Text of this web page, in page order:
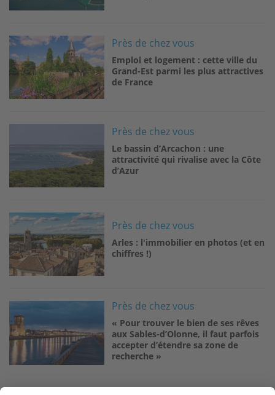
Image Près de chez vous
Emploi et logement : cette ville du
Grand-Est parmi les plus attractives
de France
Près de chez vous
Le bassin d’Arcachon : une
attractivité qui rivalise avec la Côte
d’Azur
Image
Près de chez vous
Arles : l'immobilier en photos (et en
chiffres !)
Image Près de chez vous
« Pour trouver le bien de ses rêves
aux Sables-d’Olonne, il faut parfois
accepter d’étendre sa zone de
recherche »